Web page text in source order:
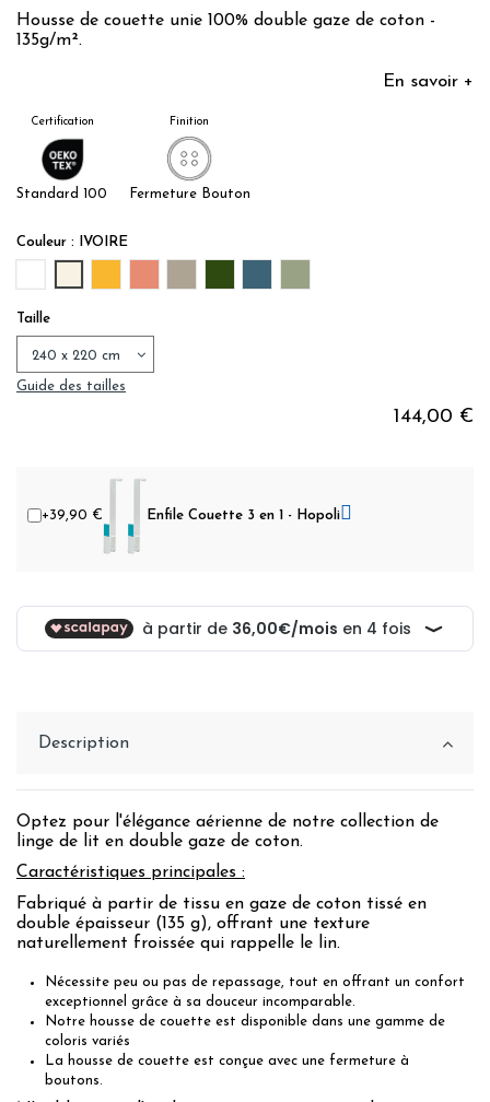
Housse de couette unie 100% double gaze de coton -
135g/m².
En savoir +
Certification
Standard 100
Finition
Fermeture Bouton
Couleur : IVOIRE
Taille
Guide des tailles
144,00 €
+39,90 € Enfile Couette 3 en 1 - Hopoli
Description
Optez pour l'élégance aérienne de notre collection de
linge de lit en double gaze de coton.
Caractéristiques principales :
Fabriqué à partir de tissu en gaze de coton tissé en
double épaisseur (135 g), offrant une texture
naturellement froissée qui rappelle le lin.
Nécessite peu ou pas de repassage, tout en offrant un confort
exceptionnel grâce à sa douceur incomparable.
Notre housse de couette est disponible dans une gamme de
coloris variés
La housse de couette est conçue avec une fermeture à
boutons.